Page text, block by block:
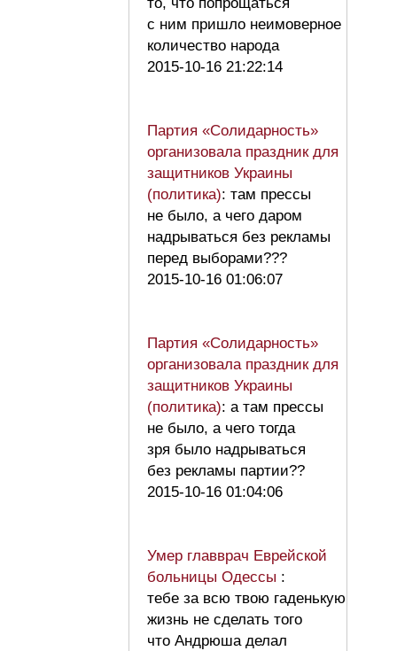
то, что попрощаться
с ним пришло неимоверное
количество народа
2015-10-16 21:22:14
Партия «Солидарность»
организовала праздник для
защитников Украины
(политика): там прессы
не было, а чего даром
надрываться без рекламы
перед выборами???
2015-10-16 01:06:07
Партия «Солидарность»
организовала праздник для
защитников Украины
(политика): а там прессы
не было, а чего тогда
зря было надрываться
без рекламы партии??
2015-10-16 01:04:06
Умер главврач Еврейской
больницы Одессы :
тебе за всю твою гаденькую
жизнь не сделать того
что Андрюша делал